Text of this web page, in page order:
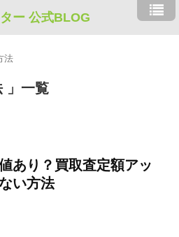
ー 公式BLOG
法
一覧
あり？買取査定額アッ
い方法